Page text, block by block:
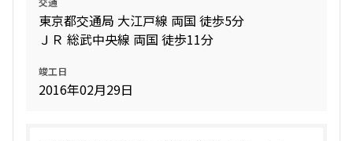
325,000円15,000円
東京都交通局 大江戸線 両国 徒歩5分
ＪＲ 総武中央線 両国 徒歩11分
竣工日
2016年02月29日